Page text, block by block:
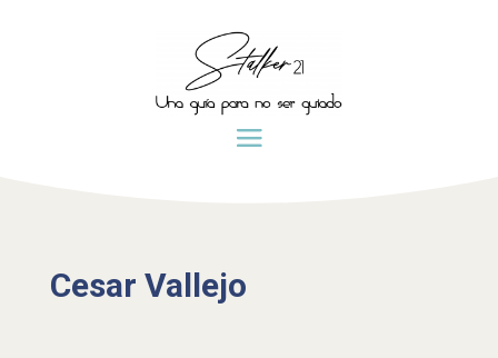
Cesar Vallejo